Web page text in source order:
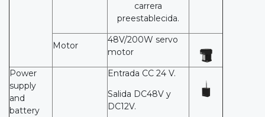
carrera
preestablecida.
Motor
48V/200W servo
motor
Power
supply
and
battery
Entrada CC 24 V.
Salida DC48V y
DC12V.